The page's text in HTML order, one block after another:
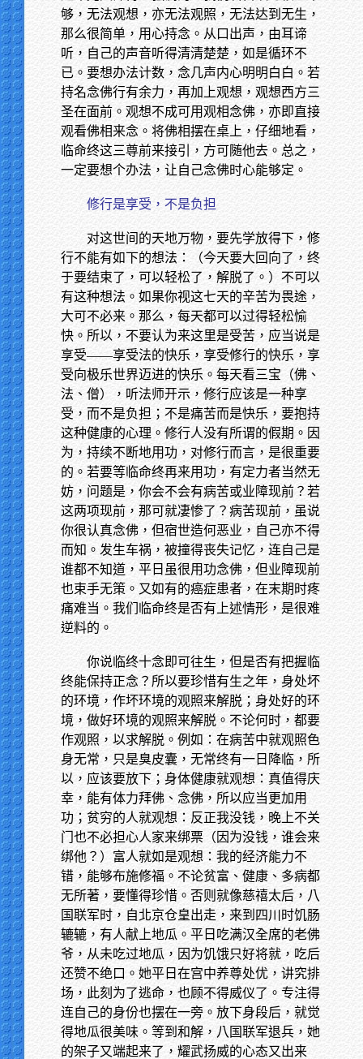
够，无法观想，亦无法观照，无法达到无生，
那么很简单，用心持念。从口出声，由耳谛
听，自己的声音听得清清楚楚，如是循环不
已。要想办法计数，念几声内心明明白白。若
持名念佛行有余力，再加上观想，观想西方三
圣在面前。观想不成可用观相念佛，亦即直接
观看佛相来念。将佛相摆在桌上，仔细地看，
临命终这三尊前来接引，方可随他去。总之，
一定要想个办法，让自己念佛时心能够定。
修行是享受，不是负担
对这世间的天地万物，要先学放得下，修
行不能有如下的想法：（今天要大回向了，终
于要结束了，可以轻松了，解脱了。）不可以
有这种想法。如果你视这七天的辛苦为畏途，
大可不必来。那么，每天都可以过得轻松愉
快。所以，不要认为来这里是受苦，应当说是
享受——享受法的快乐，享受修行的快乐，享
受向极乐世界迈进的快乐。每天看三宝（佛、
法、僧），听法师开示，修行应该是一种享
受，而不是负担；不是痛苦而是快乐，要抱持
这种健康的心理。修行人没有所谓的假期。因
为，持续不断地用功，对修行而言，是很重要
的。若要等临命终再来用功，有定力者当然无
妨，问题是，你会不会有病苦或业障现前？若
这两项现前，那可就凄惨了？病苦现前，虽说
你很认真念佛，但宿世造何恶业，自己亦不得
而知。发生车祸，被撞得丧失记忆，连自己是
谁都不知道，平日虽很用功念佛，但业障现前
也束手无策。又如有的癌症患者，在末期时疼
痛难当。我们临命终是否有上述情形，是很难
逆料的。
你说临终十念即可往生，但是否有把握临
终能保持正念？所以要珍惜有生之年，身处坏
的环境，作坏环境的观照来解脱；身处好的环
境，做好环境的观照来解脱。不论何时，都要
作观照，以求解脱。例如：在病苦中就观照色
身无常，只是臭皮囊，无常终有一日降临，所
以，应该要放下；身体健康就观想：真值得庆
幸，能有体力拜佛、念佛，所以应当更加用
功；贫穷的人就观想：反正我没钱，晚上不关
门也不必担心人家来绑票（因为没钱，谁会来
绑他？）富人就如是观想：我的经济能力不
错，能够布施修福。不论贫富、健康、多病都
无所著，要懂得珍惜。否则就像慈禧太后，八
国联军时，自北京仓皇出走，来到四川时饥肠
辘辘，有人献上地瓜。平日吃满汉全席的老佛
爷，从未吃过地瓜，因为饥饿只好将就，吃后
还赞不绝口。她平日在宫中养尊处优，讲究排
场，此刻为了逃命，也顾不得威仪了。专注得
连自己的身份也摆在一旁。放下身段后，就觉
得地瓜很美味。等到和解，八国联军退兵，她
的架子又端起来了，耀武扬威的心态又出来